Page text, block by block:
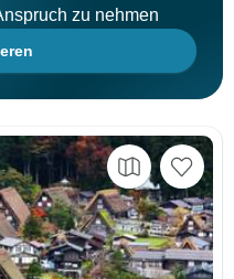
zu nehmen